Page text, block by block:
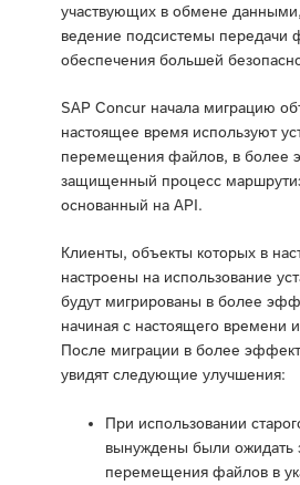
участвующих в обмене
ведение подсистемы передачи
обеспечения большей
SAP Concur начала миграцию
настоящее время используют
перемещения файлов, в более
защищенный процесс
основанный на API.
Клиенты, объекты которых в
настроены на использование
будут мигрированы в более
начиная с настоящего времени
После миграции в более
увидят следующие улучшения:
При использовании
вынуждены были ожидать
перемещения файлов в